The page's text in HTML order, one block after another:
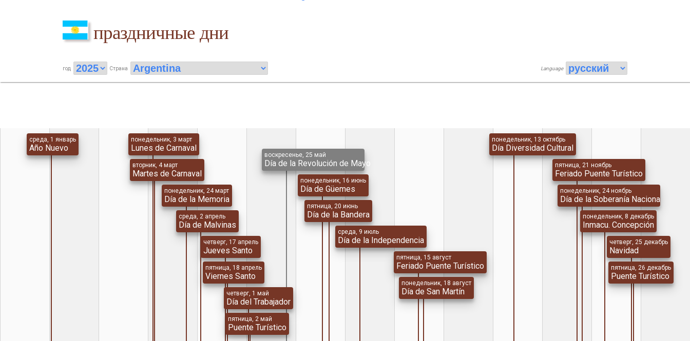
праздничные дни
год Страна Language
среда, 1 январь
Año Nuevo
понедельник, 3 март
Lunes de Carnaval
вторник, 4 март
Martes de Carnaval
понедельник, 24 март
Día de la Memoria
среда, 2 апрель
Día de Malvinas
четверг, 17 апрель
Jueves Santo
пятница, 18 апрель
Viernes Santo
четверг, 1 май
Día del Trabajador
пятница, 2 май
Puente Turístico
воскресенье, 25 май
Día de la Revolución de Mayo
понедельник, 16 июнь
Día de Güemes
пятница, 20 июнь
Día de la Bandera
среда, 9 июль
Día de la Independencia
пятница, 15 август
Feriado Puente Turístico
понедельник, 18 август
Día de San Martín
понедельник, 13 октябрь
Día Diversidad Cultural
пятница, 21 ноябрь
Feriado Puente Turístico
понедельник, 24 ноябрь
Día de la Soberanía Nacional
понедельник, 8 декабрь
Inmacu. Concepción
четверг, 25 декабрь
Navidad
пятница, 26 декабрь
Puente Turístico